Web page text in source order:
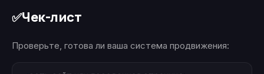
✅Чек-лист
Проверьте, готова ли ваша система продвижения: